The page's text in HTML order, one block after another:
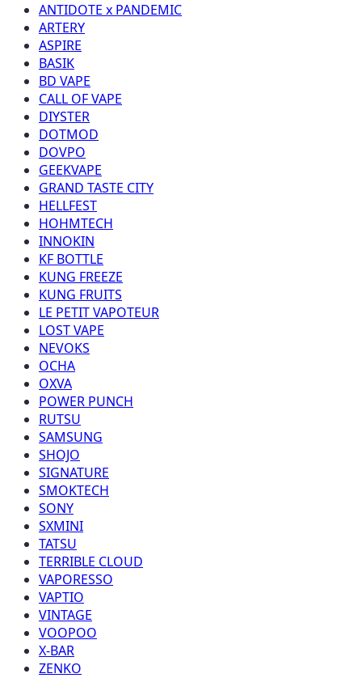
ANTIDOTE x PANDEMIC
ARTERY
ASPIRE
BASIK
BD VAPE
CALL OF VAPE
DIYSTER
DOTMOD
DOVPO
GEEKVAPE
GRAND TASTE CITY
HELLFEST
HOHMTECH
INNOKIN
KF BOTTLE
KUNG FREEZE
KUNG FRUITS
LE PETIT VAPOTEUR
LOST VAPE
NEVOKS
OCHA
OXVA
POWER PUNCH
RUTSU
SAMSUNG
SHOJO
SIGNATURE
SMOKTECH
SONY
SXMINI
TATSU
TERRIBLE CLOUD
VAPORESSO
VAPTIO
VINTAGE
VOOPOO
X-BAR
ZENKO